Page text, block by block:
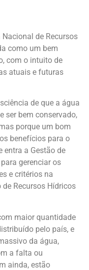
de Recursos
como um bem
com o intuito de
atuais e futuras
de que a água
ser bem conservado,
porque um bom
benefícios para o
entra a Gestão de
gerenciar os
e critérios na
Recursos Hídricos
maior quantidade
pelo país, e
da água,
a falta ou
ainda, estão